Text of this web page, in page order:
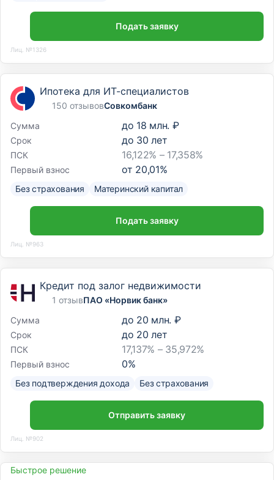
Подать заявку
Лиц. №1326
Ипотека для ИТ-специалистов
150 отзывовСовкомбанк
Сумма
до 18 млн. ₽
Срок до 30 лет
ПСК 16,122% – 17,358%
Первый взнос от 20,01%
Без страхования Материнский капитал
Подать заявку
Лиц. №963
Кредит под залог недвижимости
1 отзывПАО «Норвик банк»
Сумма
до 20 млн. ₽
Срок до 20 лет
ПСК 17,137% – 35,972%
Первый взнос 0%
Без подтверждения дохода Без страхования
Отправить заявку
Лиц. №902
Быстрое решение